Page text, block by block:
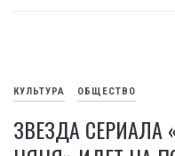
КУЛЬТУРА ОБЩЕСТВО
ЗВЕЗДА СЕРИАЛА